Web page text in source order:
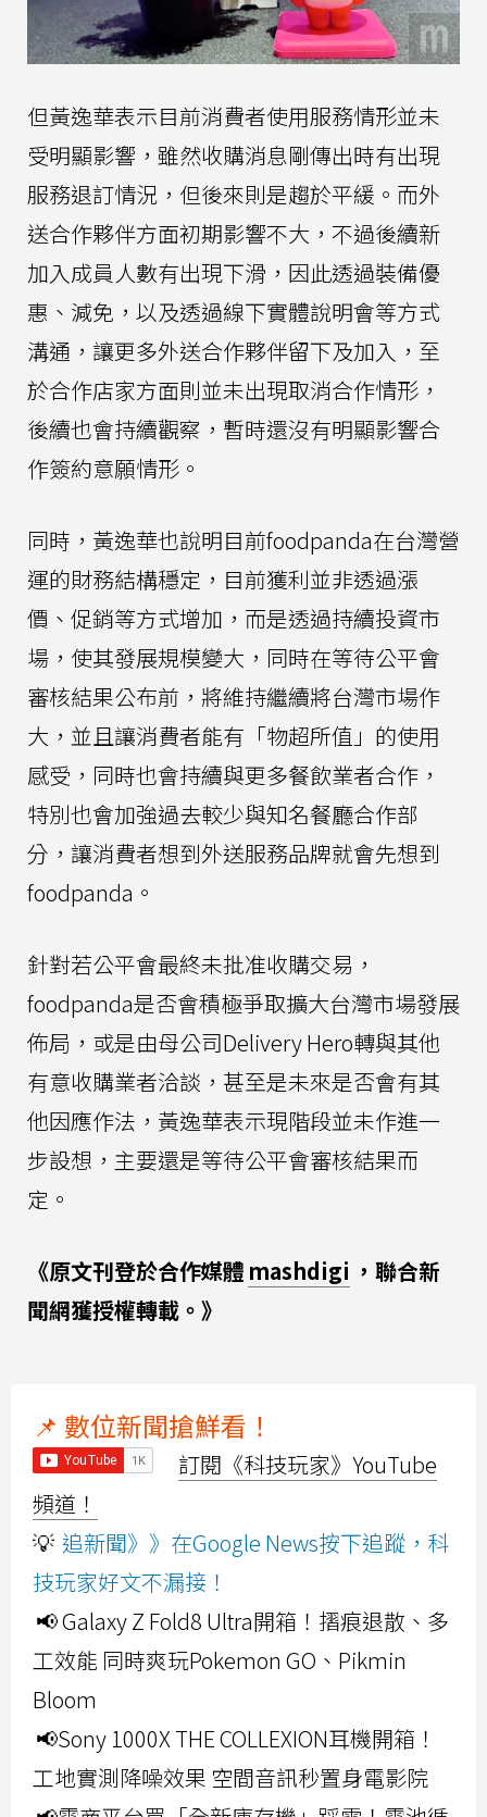
但黃逸華表示目前消費者使用服務情形並未
受明顯影響，雖然收購消息剛傳出時有出現
服務退訂情況，但後來則是趨於平緩。而外
送合作夥伴方面初期影響不大，不過後續新
加入成員人數有出現下滑，因此透過裝備優
惠、減免，以及透過線下實體說明會等方式
溝通，讓更多外送合作夥伴留下及加入，至
於合作店家方面則並未出現取消合作情形，
後續也會持續觀察，暫時還沒有明顯影響合
作簽約意願情形。
同時，黃逸華也說明目前foodpanda在台灣營
運的財務結構穩定，目前獲利並非透過漲
價、促銷等方式增加，而是透過持續投資市
場，使其發展規模變大，同時在等待公平會
審核結果公布前，將維持繼續將台灣市場作
大，並且讓消費者能有「物超所值」的使用
感受，同時也會持續與更多餐飲業者合作，
特別也會加強過去較少與知名餐廳合作部
分，讓消費者想到外送服務品牌就會先想到
foodpanda。
針對若公平會最終未批准收購交易，
foodpanda是否會積極爭取擴大台灣市場發展
佈局，或是由母公司Delivery Hero轉與其他
有意收購業者洽談，甚至是未來是否會有其
他因應作法，黃逸華表示現階段並未作進一
步設想，主要還是等待公平會審核結果而
定。
《原文刊登於合作媒體 mashdigi ，聯合新
聞網獲授權轉載。》
📌 數位新聞搶鮮看！
訂閱《科技玩家》YouTube
頻道！
💡 追新聞》》在Google News按下追蹤，科
技玩家好文不漏接！
📢 Galaxy Z Fold8 Ultra開箱！摺痕退散、多
工效能 同時爽玩Pokemon GO、Pikmin
Bloom
📢Sony 1000X THE COLLEXION耳機開箱！
工地實測降噪效果 空間音訊秒置身電影院